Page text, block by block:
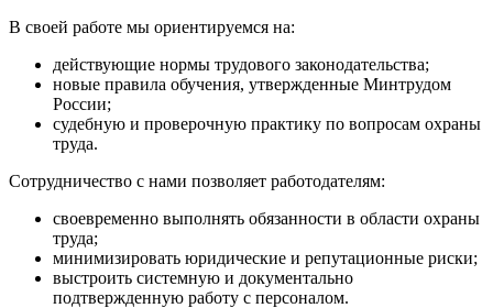
В своей работе мы ориентируемся на:
действующие нормы трудового законодательства;
новые правила обучения, утвержденные Минтрудом
России;
судебную и проверочную практику по вопросам охраны
труда.
Сотрудничество с нами позволяет работодателям:
своевременно выполнять обязанности в области охраны
труда;
минимизировать юридические и репутационные риски;
выстроить системную и документально
подтвержденную работу с персоналом.